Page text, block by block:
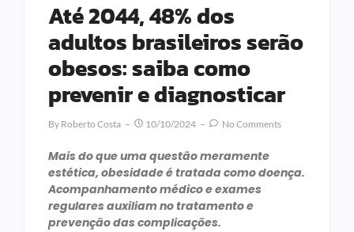
Até 2044, 48% dos
adultos brasileiros serão
obesos: saiba como
prevenir e diagnosticar
By Roberto Costa 10/10/2024 No Comments
Mais do que uma questão meramente
estética, obesidade é tratada como doença.
Acompanhamento médico e exames
regulares auxiliam no tratamento e
prevenção das complicações.